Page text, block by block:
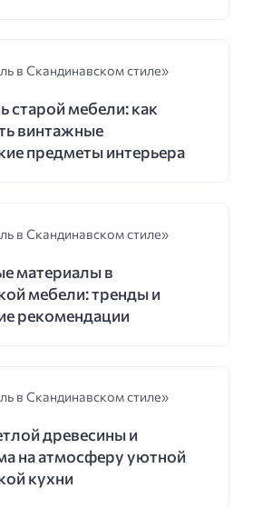
в Скандинавском стиле»
старой мебели: как
винтажные
предметы интерьера
в Скандинавском стиле»
материалы в
мебели: тренды и
рекомендации
в Скандинавском стиле»
древесины и
на атмосферу уютной
кухни